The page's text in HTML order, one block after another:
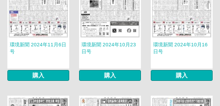
環境新聞 2024年11月6日
号
購入
環境新聞 2024年10月23
日号
購入
環境新聞 2024年10月16
日号
購入